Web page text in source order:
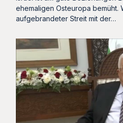
ehemaligen Osteuropa bemüht.
aufgebrandeter Streit mit der…